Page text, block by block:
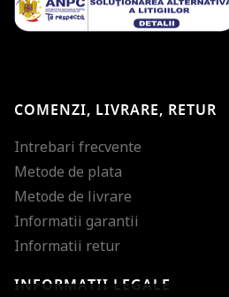
COMENZI, LIVRARE, RETUR
Intrebari frecvente
Metode de plata
Metode de livrare
Informatii garantii
Informatii retur
INFORMATII LEGALE